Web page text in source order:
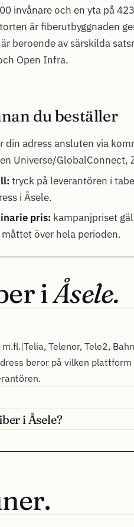
invånare och en yta på
är fiberutbyggnaden
beroende av särskilda
Open Infra.
du beställer
din adress ansluten via
Universe/GlobalConnect,
tryck på leverantören i
i Åsele.
pris: kampanjpriset
över hela perioden.
iÅsele.
Telenor, Tele2,
beror på vilken plattform
i Åsele?